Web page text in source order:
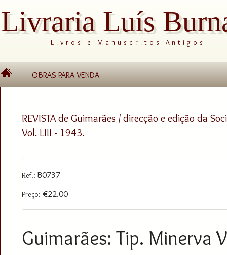
Livraria Luís
Livros e Manuscritos Antigos
OBRAS PARA VENDA
REVISTA de Guimarães / direcção e edição da
Vol. LIII - 1943.
Ref.: B0737
Preço: €22.00
Guimarães: Tip. Minerva